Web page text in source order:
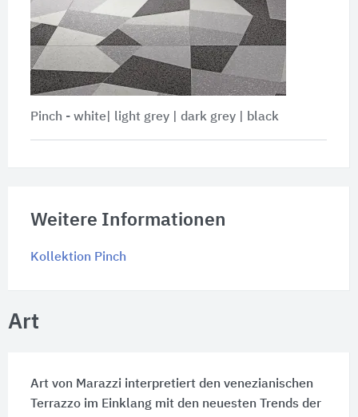
Pinch - white| light grey | dark grey | black
Weitere Informationen
Kollektion Pinch
Art
Art von Marazzi interpretiert den venezianischen
Terrazzo im Einklang mit den neuesten Trends der